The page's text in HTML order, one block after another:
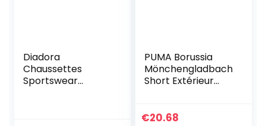
Diadora
Chaussettes
Sportswear
PUMA Borussia
Mönchengladbach
Short Extérieur
€20.68